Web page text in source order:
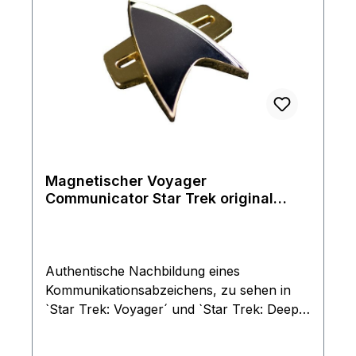
der Rückseite. Das Ganze wird in einem
schicken Plexiglas Etui geliefert somit eignet
es sich auch optimal als Geschenk und ist
eines der meistgewünschten Objekte auf
der Geschenklist.
Magnetischer Voyager
Communicator Star Trek original
Authentische Nachbildung eines
Kommunikationsabzeichens, zu sehen in
`Star Trek: Voyager´ und `Star Trek: Deep